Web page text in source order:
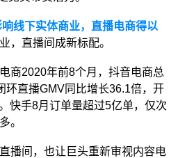
线下实体商业，直播电商得以
，直播间成新标配。
商2020年前8个月，抖音电商总
环直播GMV同比增长36.1倍，开
快手8月订单量超过5亿单，仅次
。
播间，也让巨头重新审视内容电